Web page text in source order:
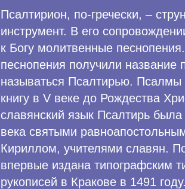
Псалтирион, по-гречески, –
инструмент. В его
к Богу молитвенные
песнопения получили название
называться Псалтирью.
книгу в V веке до Рождества
славянский язык Псалтирь
века святыми
Кириллом, учителями славян.
впервые издана типографским
рукописей в Кракове в 1491 году.